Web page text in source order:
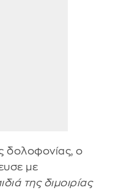
δολοφονίας, ο
με
της διμοιρίας